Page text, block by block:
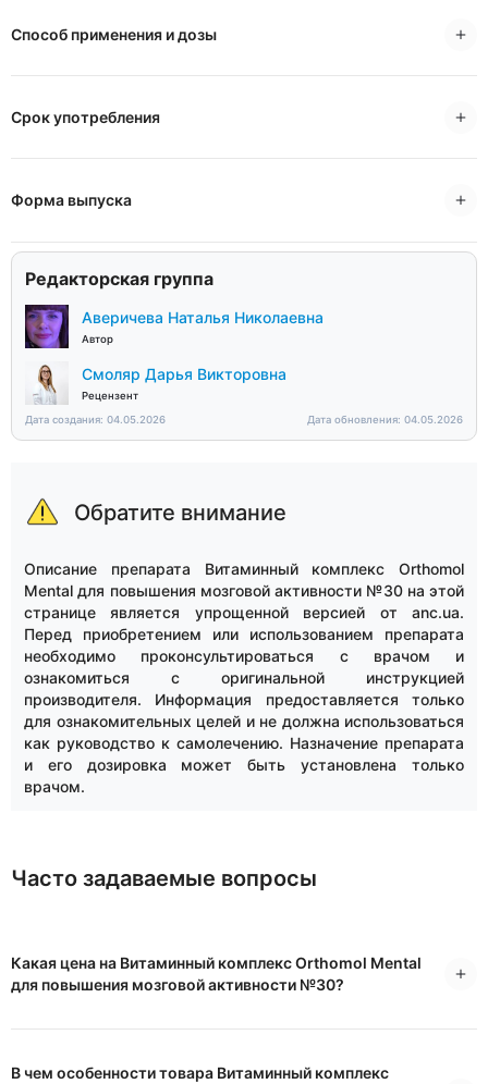
Способ применения и дозы
Срок употребления
Форма выпуска
Редакторская группа
Аверичева Наталья Николаевна
Автор
Смоляр Дарья Викторовна
Рецензент
Дата создания: 04.05.2026
Дата обновления: 04.05.2026
Обратите внимание
Описание препарата Витаминный комплекс Orthomol
Mental для повышения мозговой активности №30 на этой
странице является упрощенной версией от anc.ua.
Перед приобретением или использованием препарата
необходимо проконсультироваться с врачом и
ознакомиться с оригинальной инструкцией
производителя. Информация предоставляется только
для ознакомительных целей и не должна использоваться
как руководство к самолечению. Назначение препарата
и его дозировка может быть установлена только
врачом.
Часто задаваемые вопросы
Какая цена на Витаминный комплекс Orthomol Mental
для повышения мозговой активности №30?
В чем особенности товара Витаминный комплекс